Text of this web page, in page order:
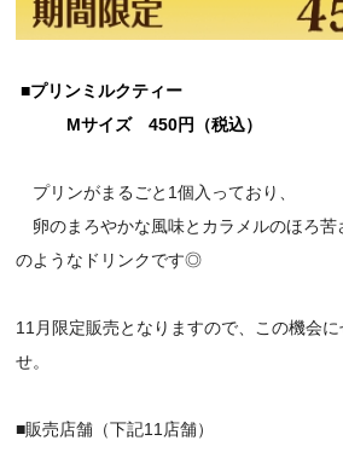
■プリンミルクティー
Mサイズ 450円（税込）
プリンがまるごと1個入っており、
卵のまろやかな風味とカラメルのほろ苦
のようなドリンクです◎
11月限定販売となりますので、この機会
せ。
■販売店舗（下記11店舗）